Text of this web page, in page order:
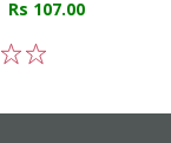
Rs 107.00